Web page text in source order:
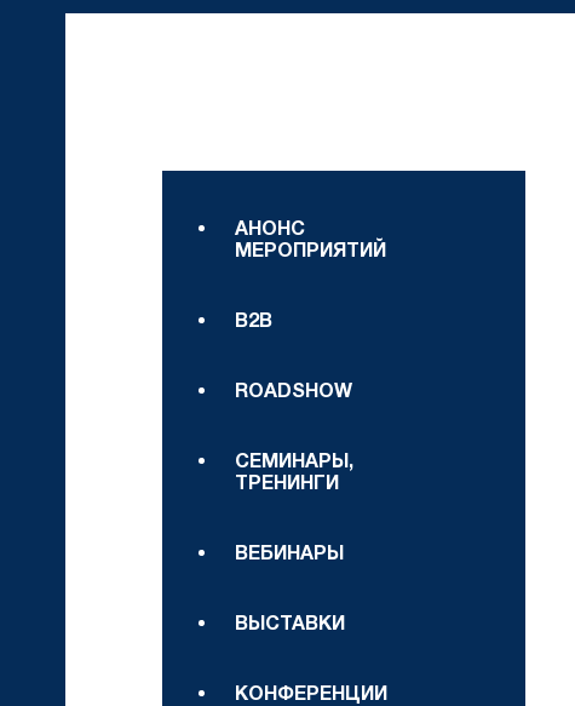
АНОНС
МЕРОПРИЯТИЙ
B2B
ROADSHOW
СЕМИНАРЫ,
ТРЕНИНГИ
ВЕБИНАРЫ
ВЫСТАВКИ
КОНФЕРЕНЦИИ